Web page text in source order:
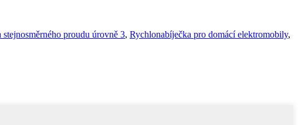
stejnosměrného proudu úrovně 3, Rychlonabíječka pro domácí elektromobily,